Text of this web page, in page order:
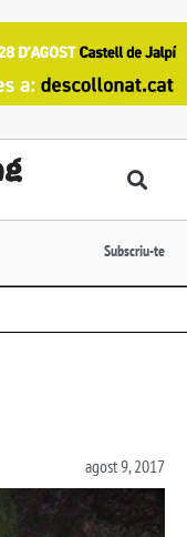
Subscriu-te
agost 9, 2017